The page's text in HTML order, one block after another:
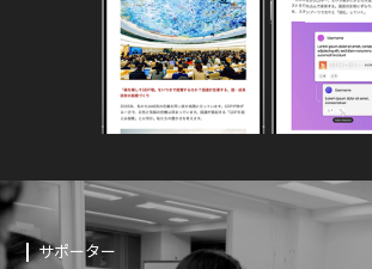
サポーター